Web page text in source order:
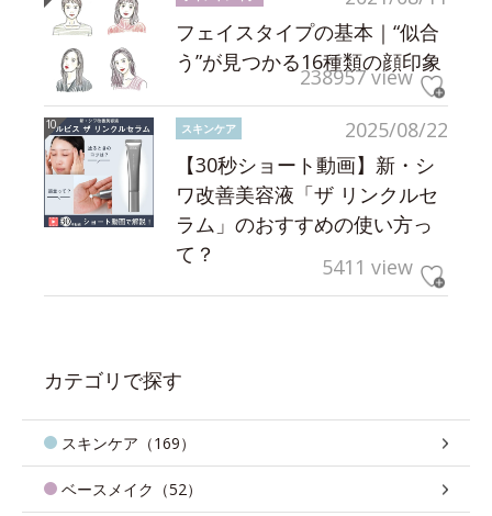
フェイスタイプの基本｜“似合
う”が見つかる16種類の顔印象
238957 view
2025/08/22
スキンケア
【30秒ショート動画】新・シ
ワ改善美容液「ザ リンクルセ
ラム」のおすすめの使い方っ
て？
5411 view
カテゴリで探す
スキンケア（169）
ベースメイク（52）